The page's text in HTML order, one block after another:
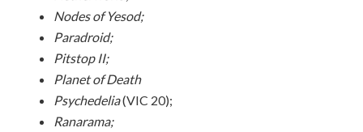
Nodes of Yesod;
Paradroid;
Pitstop II;
Planet of Death
Psychedelia(VIC 20);
Ranarama;